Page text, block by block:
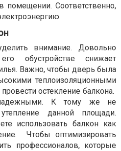
помещении. Соответственно,
внимание. Довольно
обустройстве снижает
Важно, чтобы дверь была
теплоизоляционными
остекление балкона.
К тому же не
данной площади.
использовать балкон как
Чтобы оптимизировать
профессионалов, которые